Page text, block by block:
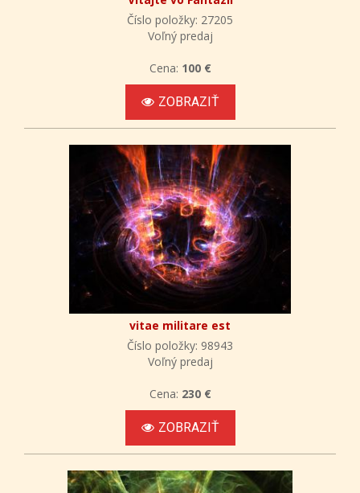
Číslo položky: 27205
Voľný predaj
Cena: 100 €
ZOBRAZIŤ
vitae militare est
Číslo položky: 98943
Voľný predaj
Cena: 230 €
ZOBRAZIŤ